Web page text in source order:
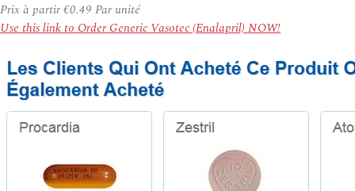
Prix à partir€0.49 Par unité
Use this link to Order Generic Vasotec (Enalapril) NOW!